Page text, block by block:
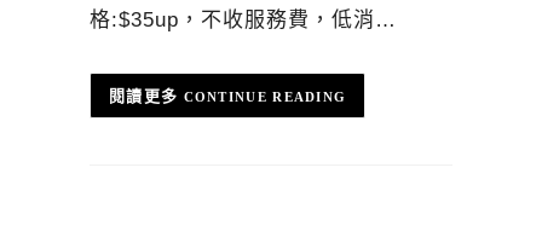
格:$35up，不收服務費，低消…
CONTINUE READING